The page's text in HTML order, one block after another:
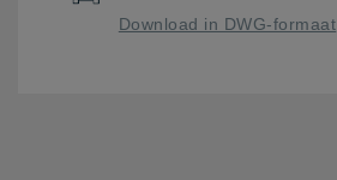
Download in DWG-formaat